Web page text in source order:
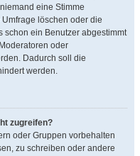
eine Stimme
löschen oder die
schon ein Benutzer abgestimmt
oder
Dadurch soll die
werden.
zugreifen?
oder Gruppen vorbehalten
zu schreiben oder andere